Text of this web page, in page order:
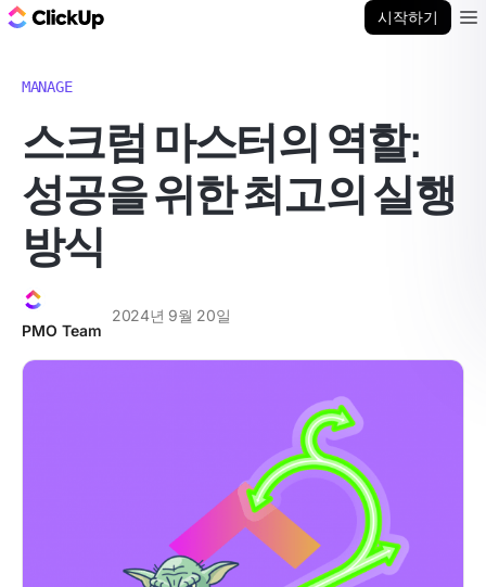
시작하기
MANAGE
스크럼 마스터의 역할:
성공을 위한 최고의 실행
방식
PMO Team
2024년 9월 20일